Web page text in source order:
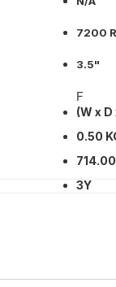
7200
3.5"
F
(W x
0.50
3Y